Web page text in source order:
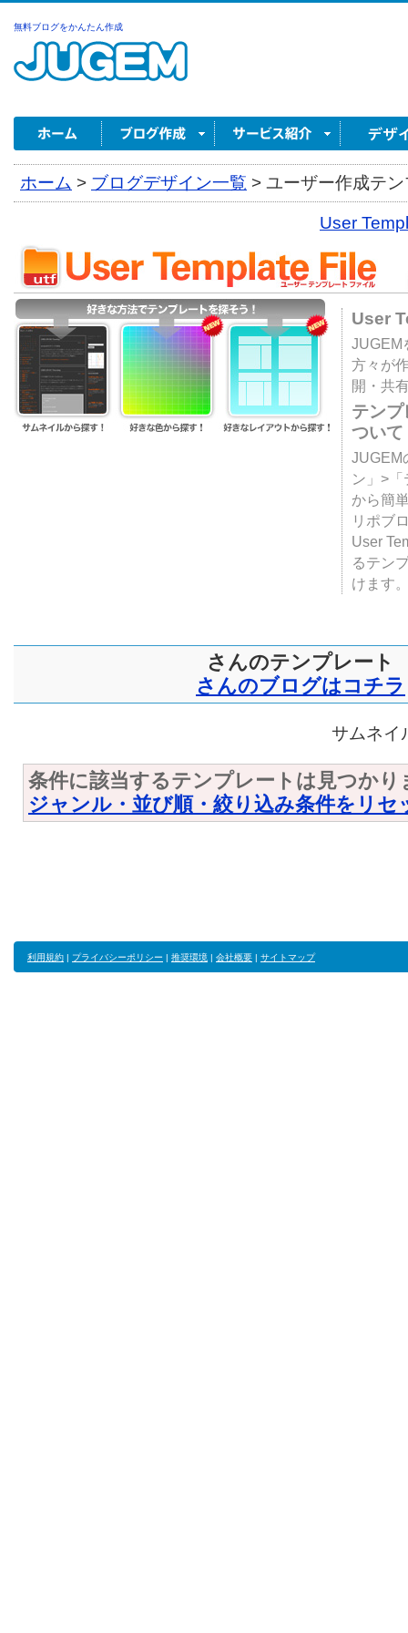
無料ブログをかんたん作成
ホーム > ブログデザイン一覧 > ユーザー作成テ
User
User
JUGEM
方々が
開・共
テン
ついて
JUGEM
ン」>
から簡
リポブ
User
るテン
けます
さんのテンプレート
さんのブログはコチラ
サムネイ
条件に該当するテンプレートは見つかり
ジャンル・並び順・絞り込み条件をリセ
利用規約 | プライバシーポリシー | 推奨環境 | 会社概要 | サイトマップ